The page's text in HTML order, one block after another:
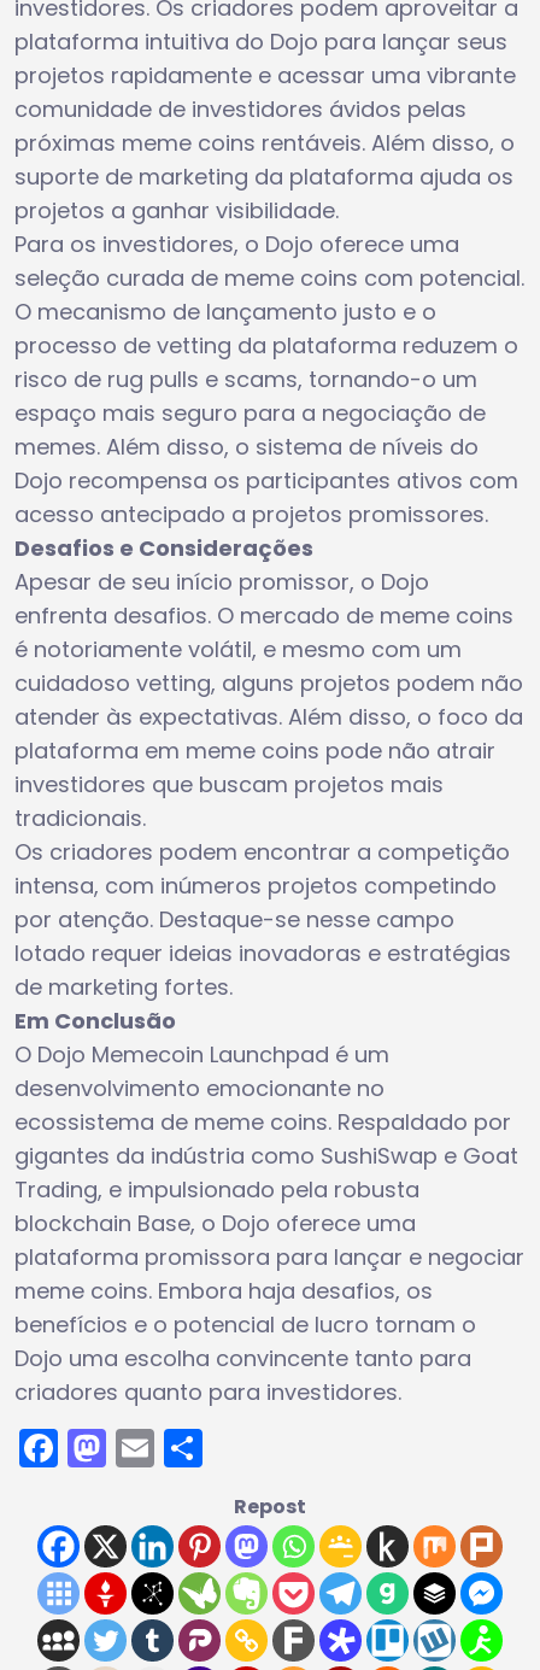
investidores. Os criadores podem aproveitar a
plataforma intuitiva do Dojo para lançar seus
projetos rapidamente e acessar uma vibrante
comunidade de investidores ávidos pelas
próximas meme coins rentáveis. Além disso, o
suporte de marketing da plataforma ajuda os
projetos a ganhar visibilidade.
Para os investidores, o Dojo oferece uma
seleção curada de meme coins com potencial.
O mecanismo de lançamento justo e o
processo de vetting da plataforma reduzem o
risco de rug pulls e scams, tornando-o um
espaço mais seguro para a negociação de
memes. Além disso, o sistema de níveis do
Dojo recompensa os participantes ativos com
acesso antecipado a projetos promissores.
Desafios e Considerações
Apesar de seu início promissor, o Dojo
enfrenta desafios. O mercado de meme coins
é notoriamente volátil, e mesmo com um
cuidadoso vetting, alguns projetos podem não
atender às expectativas. Além disso, o foco da
plataforma em meme coins pode não atrair
investidores que buscam projetos mais
tradicionais.
Os criadores podem encontrar a competição
intensa, com inúmeros projetos competindo
por atenção. Destaque-se nesse campo
lotado requer ideias inovadoras e estratégias
de marketing fortes.
Em Conclusão
O Dojo Memecoin Launchpad é um
desenvolvimento emocionante no
ecossistema de meme coins. Respaldado por
gigantes da indústria como SushiSwap e Goat
Trading, e impulsionado pela robusta
blockchain Base, o Dojo oferece uma
plataforma promissora para lançar e negociar
meme coins. Embora haja desafios, os
benefícios e o potencial de lucro tornam o
Dojo uma escolha convincente tanto para
criadores quanto para investidores.
Facebook
Mastodon
Email
Repost